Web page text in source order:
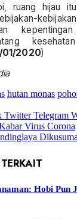
ruang hijau
01/2020)
hutan monas
Twitter Telegram
Virus Corona
Hobi Pun